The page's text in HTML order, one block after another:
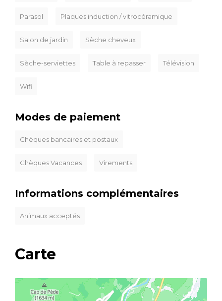
Parasol Plaques induction / vitrocéramique
Salon de jardin Sèche cheveux
Sèche-serviettes Table à repasser Télévision
Wifi
Modes de paiement
Chèques bancaires et postaux
Chèques Vacances Virements
Informations complémentaires
Animaux acceptés
Carte